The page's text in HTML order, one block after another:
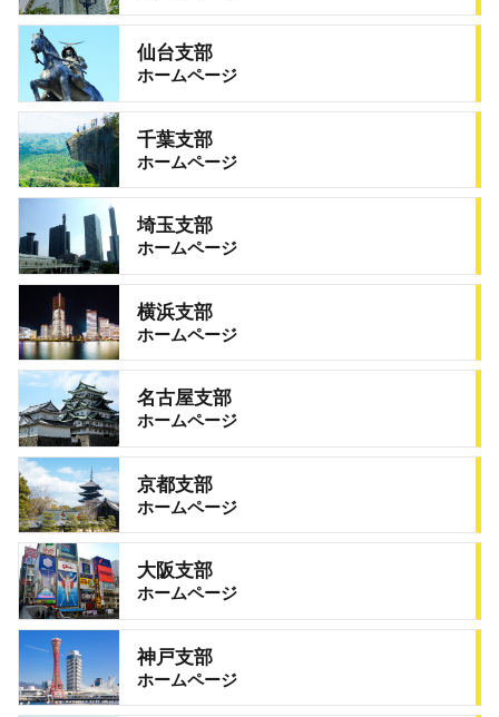
仙台支部
ホームページ
千葉支部
ホームページ
埼玉支部
ホームページ
横浜支部
ホームページ
名古屋支部
ホームページ
京都支部
ホームページ
大阪支部
ホームページ
神戸支部
ホームページ